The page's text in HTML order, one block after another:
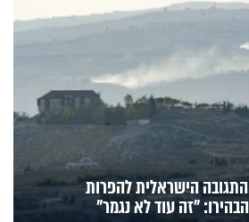
הישראלית להפרות
"זה עוד לא נגמר"